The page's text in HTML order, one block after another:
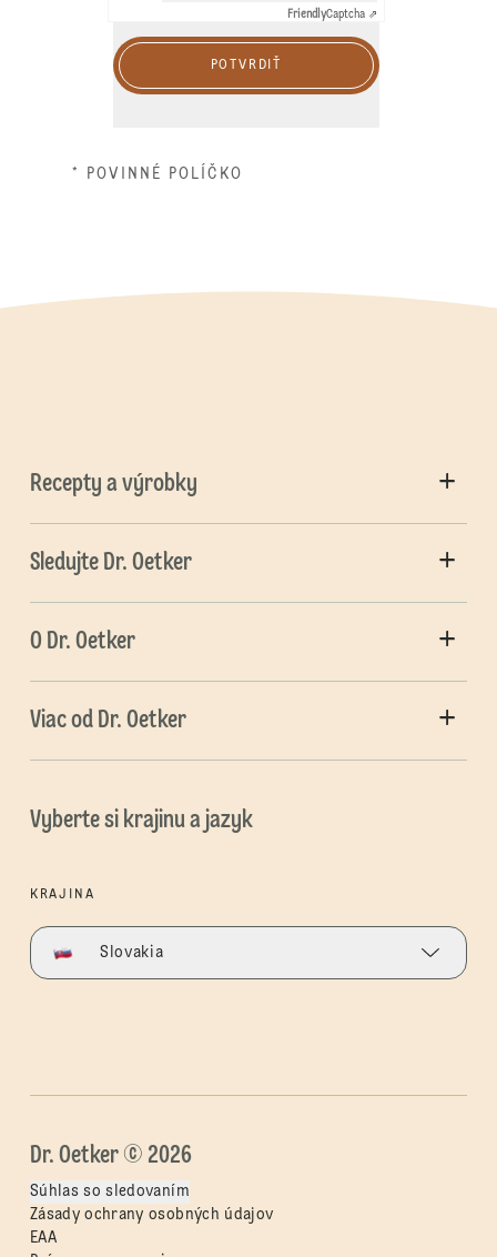
FriendlyCaptcha ⇗
POTVRDIŤ
* POVINNÉ POLÍČKO
Recepty a výrobky
Sledujte Dr. Oetker
O Dr. Oetker
Viac od Dr. Oetker
Vyberte si krajinu a jazyk
KRAJINA
Slovakia
Dr. Oetker © 2026
Súhlas so sledovaním
Zásady ochrany osobných údajov
EAA